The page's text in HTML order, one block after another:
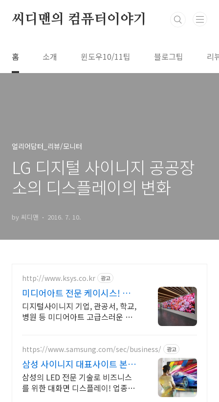
씨디맨의 컴퓨터이야기
홈 소개 윈도우10/11팁 블로그팁 리
얼리어답터_리뷰/모니터
LG 디지털 사이니지 공공장
소의 디스플레이의 변화
by 씨디맨 2016. 7. 10.
http://www.ksys.co.kr 광고
미디어아트 전문 케이시스! 공
간의 경험을 디자인합니다.
디지털사이니지 기업, 관공서, 학교,
병원 등 미디어아트 고급스러운 콘
https://www.samsung.com/sec/business/ 광고
삼성 사이니지 대표사이트 본사
공식 운영 견적문의
삼성의 LED 전문 기술로 비즈니스
를 위한 대화면 디스플레이! 업종별